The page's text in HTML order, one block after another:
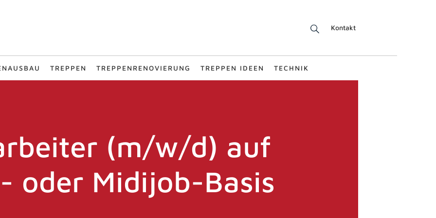
Kontakt
TREPPEN TREPPENRENOVIERUNG TREPPEN IDEEN TECHNIK
(m/w/d) auf
oder Midijob-Basis